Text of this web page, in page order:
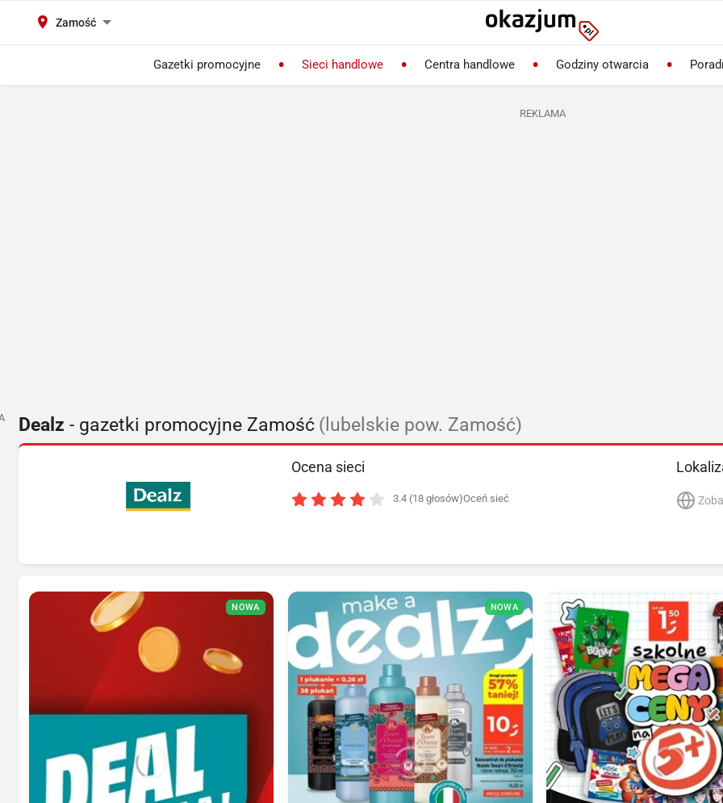
Zamość
Gazetki promocyjne Sieci handlowe Centra handlowe Godziny otwarcia
REKLAMA
Dealz - gazetki promocyjne Zamość (lubelskie pow. Zamość)
Ocena sieci
3.4 (18 głosów)Oceń sieć
NOWA NOWA